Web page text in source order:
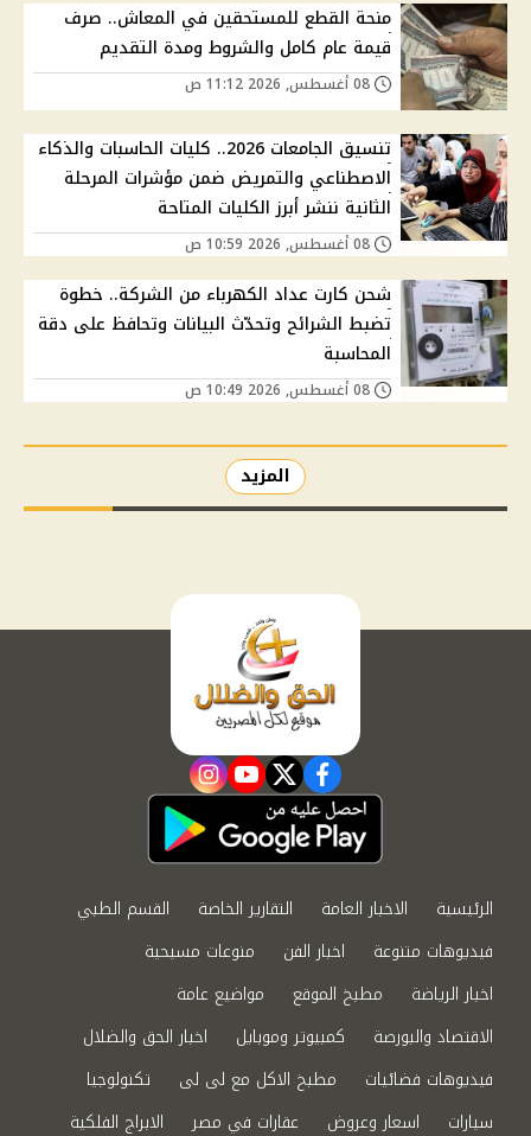
منحة القطع للمستحقين في المعاش.. صرف
قيمة عام كامل والشروط ومدة التقديم
تنسيق الجامعات 2026.. كليات الحاسبات والذكاء
الاصطناعي والتمريض ضمن مؤشرات المرحلة
الثانية ننشر أبرز الكليات المتاحة
شحن كارت عداد الكهرباء من الشركة.. خطوة
تضبط الشرائح وتحدّث البيانات وتحافظ على دقة
المحاسبة
المزيد
facebook
twitter
youtube
instagram
الرئيسية الاخبار العامة التقارير الخاصة
القسم الطبي
فيديوهات متنوعة
اخبار الفن
منوعات مسيحية
اخبار الرياضة
مطبخ الموقع
مواضيع عامة
الاقتصاد والبورصة
كمبيوتر وموبايل
اخبار الحق والضلال
فيديوهات فضائيات
مطبخ الاكل مع لى لى
تكنولوجيا
سيارات
اسعار وعروض عقارات في مصر الابراج الفلكية